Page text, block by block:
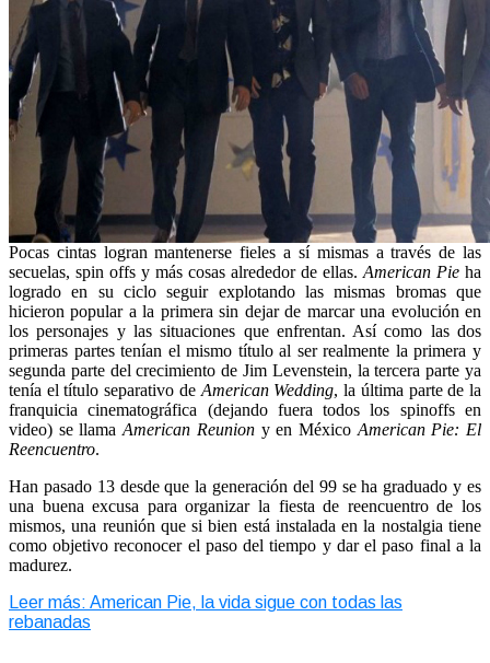
Pocas cintas logran mantenerse fieles a sí mismas a través de las
secuelas, spin offs y más cosas alrededor de ellas. American Pie ha
logrado en su ciclo seguir explotando las mismas bromas que
hicieron popular a la primera sin dejar de marcar una evolución en
los personajes y las situaciones que enfrentan. Así como las dos
primeras partes tenían el mismo título al ser realmente la primera y
segunda parte del crecimiento de Jim Levenstein, la tercera parte ya
tenía el título separativo de American Wedding, la última parte de la
franquicia cinematográfica (dejando fuera todos los spinoffs en
video) se llamaAmerican Reuniony en México American Pie: El
Reencuentro.
Han pasado 13 desde que la generación del 99 se ha graduado y es
una buena excusa para organizar la fiesta de reencuentro de los
mismos, una reunión que si bien está instalada en la nostalgia tiene
como objetivo reconocer el paso del tiempo y dar el paso final a la
madurez.
Leer más: American Pie, la vida sigue con todas las
rebanadas